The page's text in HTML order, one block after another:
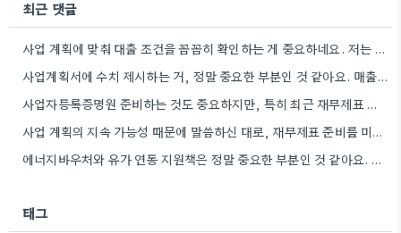
최근 댓글
사업 계획에 맞춰 대출 조건을 꼼꼼히 확인하는 게 중요하네요. 저는 사업 확장 시 금리 변화를…
사업계획서에 수치 제시하는 거, 정말 중요한 부분인 것 같아요. 매출 성장률이나 고용 목표를 구체적으로 적으면…
사업자등록증명원 준비하는 것도 중요하지만, 특히 최근 재무제표 유효기간 꼭 확인해야 해요. 제가 최근 사업 계획서…
사업 계획의 지속 가능성 때문에 말씀하신 대로, 재무제표 준비를 미리 해두는 게 정말 중요하네요. 특히…
에너지바우처와 유가 연동 지원책은 정말 중요한 부분인 것 같아요. 특히 농어민분들이 에너지 가격 변동에 덜…
태그